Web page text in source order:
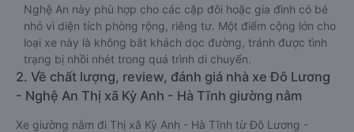
Nghệ An này phù hợp cho các cặp đôi hoặc gia đình có bé
nhỏ vì diện tích phòng rộng, riêng tư. Một điểm cộng lớn cho
loại xe này là không bắt khách dọc đường, tránh được tình
trạng bị nhồi nhét trong quá trình di chuyển.
2. Về chất lượng, review, đánh giá nhà xe Đô Lương
- Nghệ An Thị xã Kỳ Anh - Hà Tĩnh giường nằm
Xe giường nằm đi Thị xã Kỳ Anh - Hà Tĩnh từ Đô Lương -